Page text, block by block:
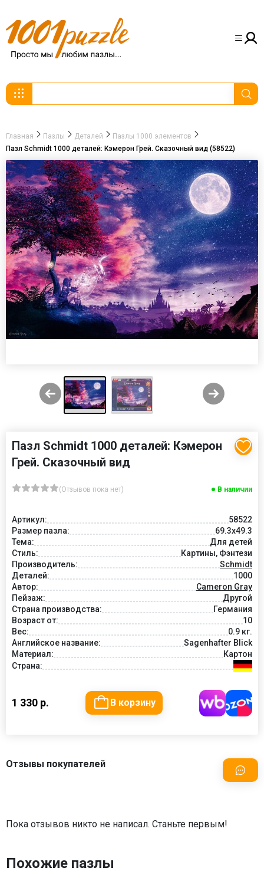
Главная Пазлы Деталей
Пазлы 1000 элементов
Пазл Schmidt 1000 деталей: Кэмерон Грей. Сказочный вид (58522)
Пазл Schmidt 1000 деталей: Кэмерон
Грей. Сказочный вид
(Отзывов пока нет) В наличии
Артикул:
58522
Размер пазла:
69.3x49.3
Тема:
Для детей
Стиль:
Картины, Фэнтези
Производитель:
Schmidt
Деталей:
1000
Автор:
Cameron Gray
Пейзаж:
Другой
Страна производства:
Германия
Возраст от:
10
Вес:
0.9 кг.
Английское название:
Sagenhafter Blick
Материал:
Картон
Страна:
1 330 р. В корзину
Отзывы покупателей
Пока отзывов никто не написал. Станьте первым!
Похожие пазлы